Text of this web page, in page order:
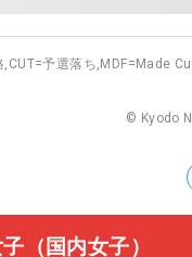
, CUT=予選落ち, MDF=Made
© Kyodo
（国内女子）